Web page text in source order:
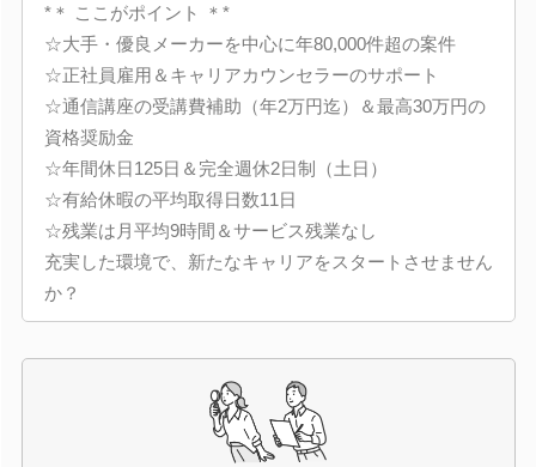
*＊ ここがポイント ＊*
☆大手・優良メーカーを中心に年80,000件超の案件
☆正社員雇用＆キャリアカウンセラーのサポート
☆通信講座の受講費補助（年2万円迄）＆最高30万円の
資格奨励金
☆年間休日125日＆完全週休2日制（土日）
☆有給休暇の平均取得日数11日
☆残業は月平均9時間＆サービス残業なし
充実した環境で、新たなキャリアをスタートさせません
か？